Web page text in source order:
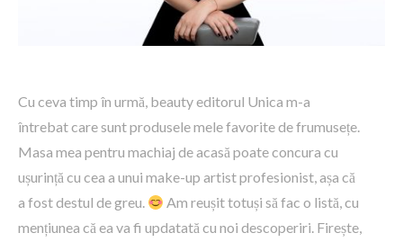
Cu ceva timp în urmă, beauty editorul Unica m-a
întrebat care sunt produsele mele favorite de frumusețe.
Masa mea pentru machiaj de acasă poate concura cu
ușurință cu cea a unui make-up artist profesionist, așa că
a fost destul de greu.
Am reușit totuși să fac o listă, cu
mențiunea că ea va fi updatată cu noi descoperiri. Firește,